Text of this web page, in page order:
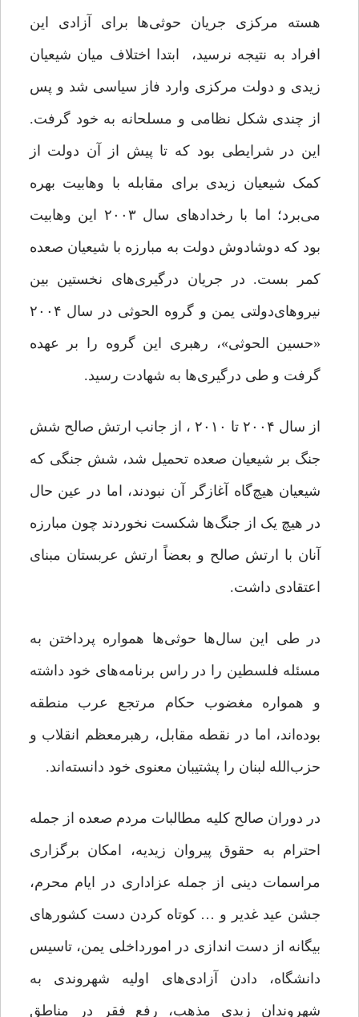
هسته مرکزی جریان حوثی‌ها برای آزادی این
افراد به نتیجه نرسید، ابتدا اختلاف میان شیعیان
زیدی و دولت مرکزی وارد فاز سیاسی شد و پس
از چندی شکل نظامی و مسلحانه به خود گرفت.
این در شرایطی بود که تا پیش از آن دولت از
کمک شیعیان زیدی برای مقابله با وهابیت بهره
می‌برد؛ اما با رخدادهای سال ۲۰۰۳ این وهابیت
بود که دوشادوش دولت به مبارزه با شیعیان صعده
کمر بست. در جریان درگیری‌های نخستین بین
نیروهای‌دولتی یمن و گروه الحوثی در سال ۲۰۰۴
«حسین الحوثی»، رهبری این گروه را بر عهده
گرفت و طی درگیری‌ها به شهادت رسید.
از سال ۲۰۰۴ تا ۲۰۱۰ ، از جانب ارتش صالح شش
جنگ بر شیعیان صعده تحمیل شد، شش جنگی که
شیعیان هیچ‌گاه آغازگر آن نبودند، اما در عین حال
در هیچ یک از جنگ‌ها شکست نخوردند چون مبارزه‌
آنان با ارتش صالح و بعضاً ارتش عربستان مبنای
اعتقادی داشت.
در طی این سال‌ها حوثی‌ها همواره پرداختن به
مسئله فلسطین را در راس برنامه‌های خود داشته
و همواره مغضوب حکام مرتجع عرب منطقه
بوده‌اند، اما در نقطه مقابل، رهبرمعظم انقلاب و
حزب‌الله لبنان را پشتیبان معنوی خود ‌دانسته‌اند.
در دوران صالح کلیه‌ مطالبات مردم صعده از جمله
احترام به حقوق پیروان زیدیه، امکان برگزاری
مراسمات دینی از جمله عزاداری در ایام محرم،
جشن عید غدیر و … کوتاه کردن دست کشورهای
بیگانه از دست اندازی در امورداخلی یمن‌، تاسیس
دانشگاه، دادن آزادی‌های اولیه شهروندی به
شهروندان زیدی مذهب، رفع فقر در مناطق